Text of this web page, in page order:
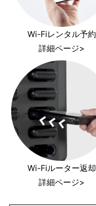
Wi-Fiレンタル予約
詳細ページ>
Wi-Fiルーター返却
詳細ページ>